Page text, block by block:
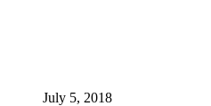
July 5, 2018